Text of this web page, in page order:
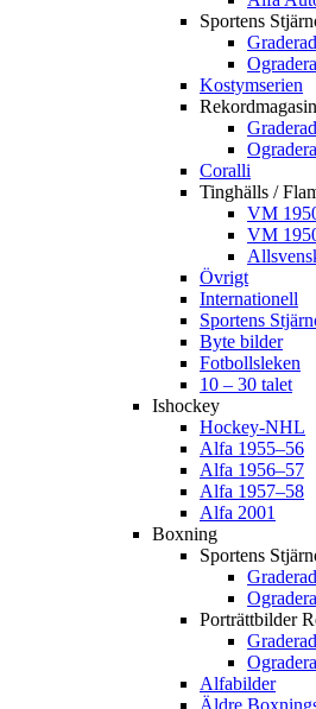
Sportens
Kostymserien
Coralli
Tinghälls /
VM
VM
Övrigt
Internationell
Sportens
Byte bilder
Fotbollsleken
10 – 30 talet
Ishockey
Hockey-NHL
Alfa 1955–56
Alfa 1956–57
Alfa 1957–58
Alfa 2001
Boxning
Sportens
Porträttbilder
Alfabilder
Äldre